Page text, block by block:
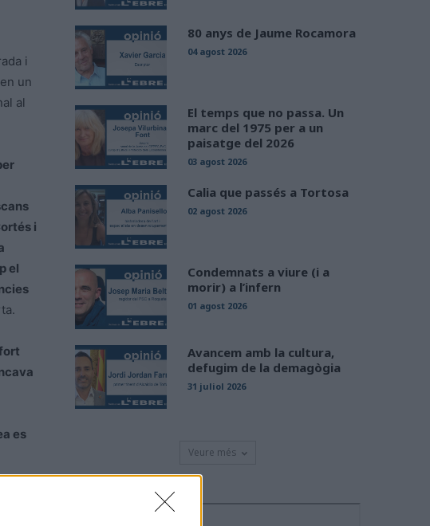
i
un
al
i
el
es
80 anys de Jaume Rocamora
04 agost 2026
El temps que no passa. Un
marc del 1975 per a un
paisatge del 2026
03 agost 2026
Calia que passés a Tortosa
02 agost 2026
Condemnats a viure (i a
morir) a l’infern
01 agost 2026
Avancem amb la cultura,
defugim de la demagògia
31 juliol 2026
Veure més